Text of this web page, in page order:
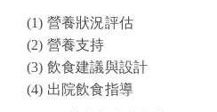
(1) 營養狀況評估
(2) 營養支持
(3) 飲食建議與設計
(4) 出院飲食指導